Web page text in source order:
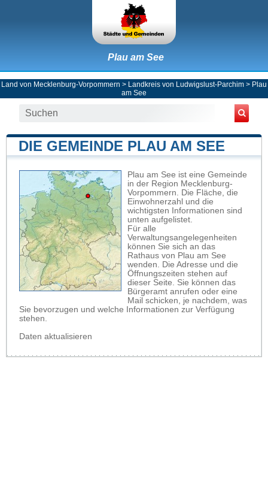
Plau am See
Land von Mecklenburg-Vorpommern > Landkreis von Ludwigslust-Parchim > Plau
am See
DIE GEMEINDE PLAU AM SEE
Plau am See ist eine Gemeinde
in der Region Mecklenburg-
Vorpommern. Die Fläche, die
Einwohnerzahl und die
wichtigsten Informationen sind
unten aufgelistet.
Für alle
Verwaltungsangelegenheiten
können Sie sich an das
Rathaus von Plau am See
wenden. Die Adresse und die
Öffnungszeiten stehen auf
dieser Seite. Sie können das
Bürgeramt anrufen oder eine
Mail schicken, je nachdem, was
Sie bevorzugen und welche Informationen zur Verfügung
stehen.
Daten aktualisieren